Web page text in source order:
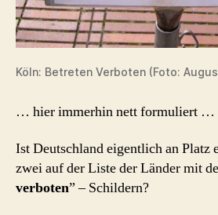
Köln: Betreten Verboten (Foto:
… hier immerhin nett formuliert …
Ist Deutschland eigentlich an Platz
zwei auf der Liste der Länder mit
verboten” – Schildern?